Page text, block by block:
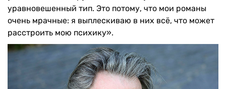
уравновешенный тип. Это потому, что мои романы
очень мрачные: я выплескиваю в них всё, что может
расстроить мою психику».